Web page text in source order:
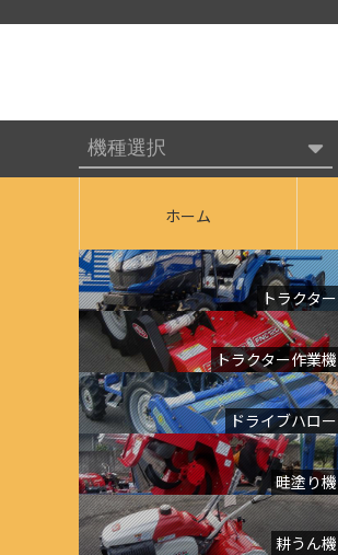
ホーム
トラクター
トラクター作業機
ドライブハロー
畦塗り機
耕うん機